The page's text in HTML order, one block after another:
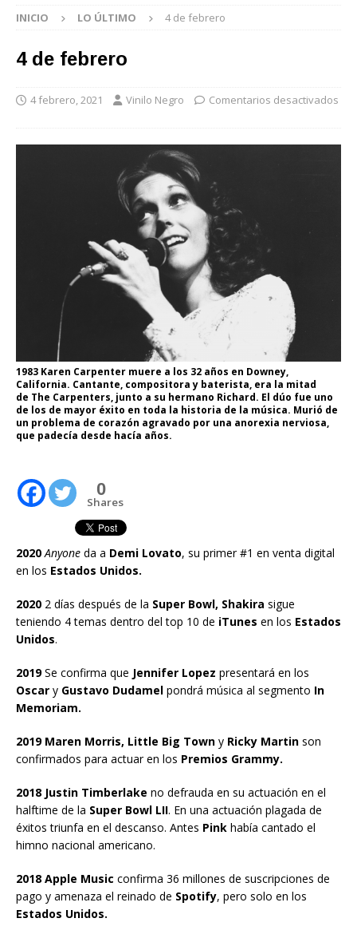
INICIO LO ÚLTIMO 4 de febrero
4 de febrero
4 febrero, 2021 Vinilo Negro Comentarios desactivados
1983 Karen Carpenter muere a los 32 años en Downey,
California. Cantante, compositora y baterista, era la mitad
de The Carpenters, junto a su hermano Richard. El dúo fue uno
de los de mayor éxito en toda la historia de la música. Murió de
un problema de corazón agravado por una anorexia nerviosa,
que padecía desde hacía años.
0
Shares
2020 Anyone da a Demi Lovato, su primer #1 en venta digital
en los Estados Unidos.
2020 2 días después de la Super Bowl, Shakira sigue
teniendo 4 temas dentro del top 10 de iTunes en los Estados
Unidos.
2019Se confirma que Jennifer Lopez presentará en los
Oscar y Gustavo Dudamel pondrá música al segmento In
Memoriam.
2019 Maren Morris, Little Big Town y Ricky Martin son
confirmados para actuar en los Premios Grammy.
2018 Justin Timberlake no defrauda en su actuación en el
halftime de la Super Bowl LII. En una actuación plagada de
éxitos triunfa en el descanso. Antes Pink había cantado el
himno nacional americano.
2018 Apple Music confirma 36 millones de suscripciones de
pago y amenaza el reinado de Spotify, pero solo en los
Estados Unidos.